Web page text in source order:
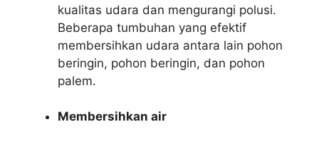
kualitas udara dan mengurangi polusi.
Beberapa tumbuhan yang efektif
membersihkan udara antara lain pohon
beringin, pohon beringin, dan pohon
palem.
Membersihkan air